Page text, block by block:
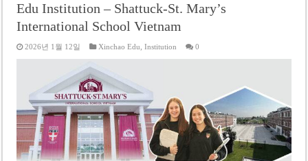
Edu Institution – Shattuck-St. Mary’s
International School Vietnam
2026년 1월 12일 Xinchao Edu,Institution 0